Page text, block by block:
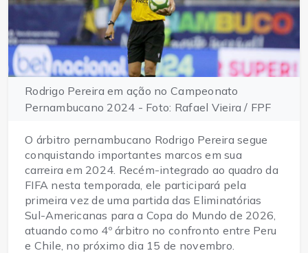
Rodrigo Pereira em ação no Campeonato
Pernambucano 2024 - Foto: Rafael Vieira / FPF
O árbitro pernambucano Rodrigo Pereira segue
conquistando importantes marcos em sua
carreira em 2024. Recém-integrado ao quadro da
FIFA nesta temporada, ele participará pela
primeira vez de uma partida das Eliminatórias
Sul-Americanas para a Copa do Mundo de 2026,
atuando como 4º árbitro no confronto entre Peru
e Chile, no próximo dia 15 de novembro.